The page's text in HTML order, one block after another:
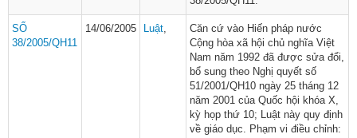
SỐ
38/2005/QH11
14/06/2005 Luật
Căn cứ vào Hiến pháp nước
Cộng hòa xã hội chủ nghĩa Việt
Nam năm 1992 đã được sửa đổi,
bổ sung theo Nghị quyết số
51/2001/QH10 ngày 25 tháng 12
năm 2001 của Quốc hội khóa X,
kỳ họp thứ 10; Luật này quy định
về giáo dục. Phạm vi điều chỉnh: